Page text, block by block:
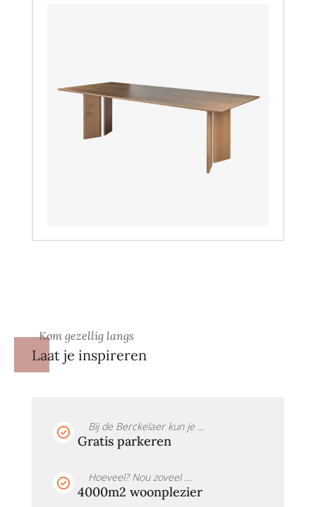
Kom gezellig langs
Laat je inspireren
Bij de Berckelaer kun je ...
Gratis parkeren
Hoeveel? Nou zoveel ....
4000m2 woonplezier